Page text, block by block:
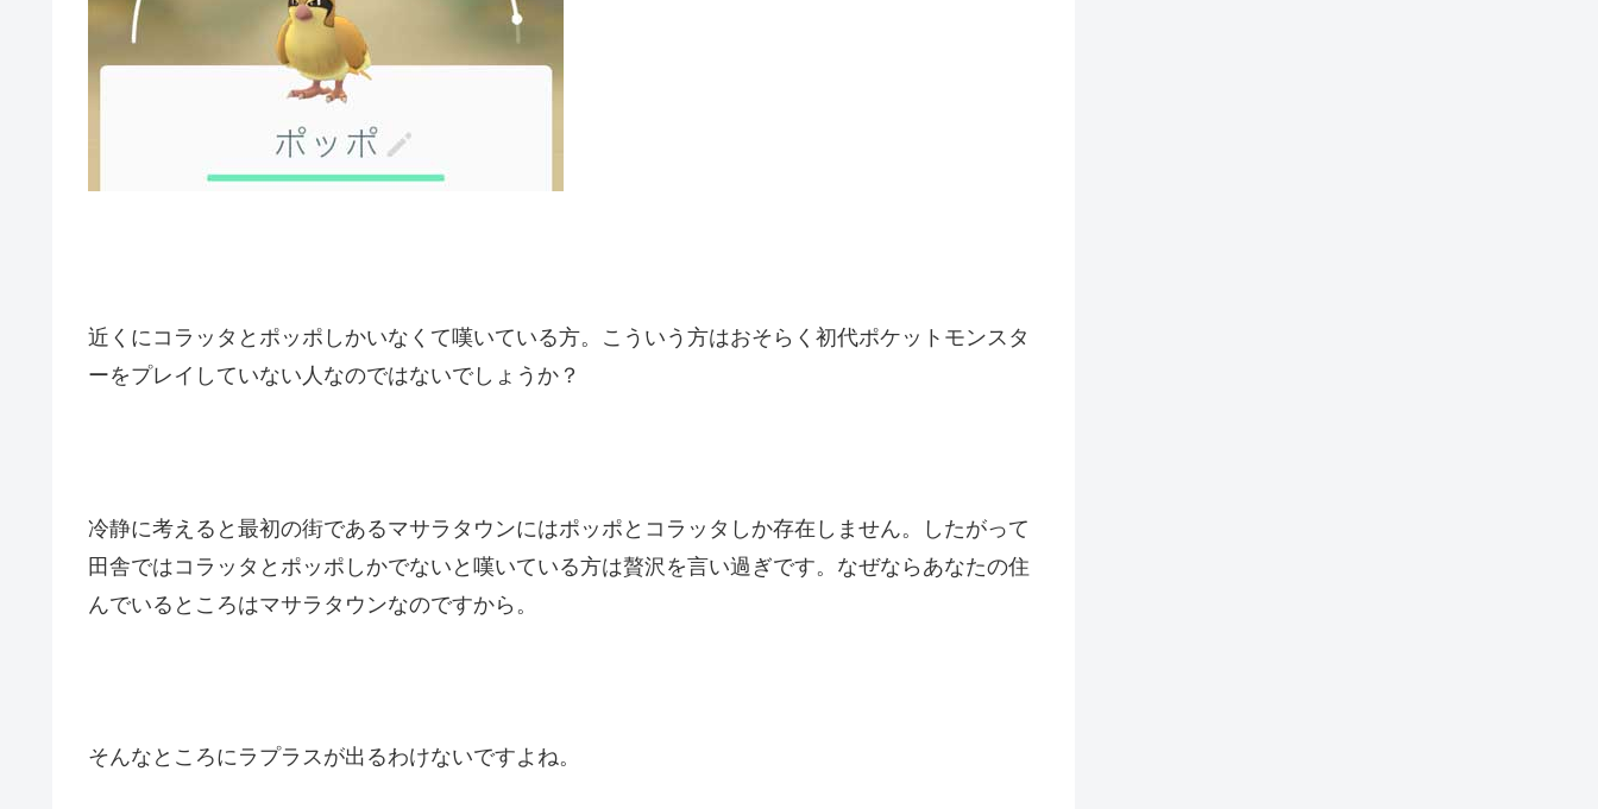
近くにコラッタとポッポしかいなくて嘆いている方。こういう方はおそらく初代ポケットモンスタ
ーをプレイしていない人なのではないでしょうか？
冷静に考えると最初の街であるマサラタウンにはポッポとコラッタしか存在しません。したがって
田舎ではコラッタとポッポしかでないと嘆いている方は贅沢を言い過ぎです。なぜならあなたの住
んでいるところはマサラタウンなのですから。
そんなところにラプラスが出るわけないですよね。